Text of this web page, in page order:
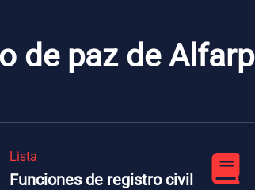
de paz de Alfarp
Lista
Funciones de registro civil